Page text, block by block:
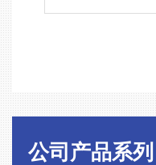
公司产品系列